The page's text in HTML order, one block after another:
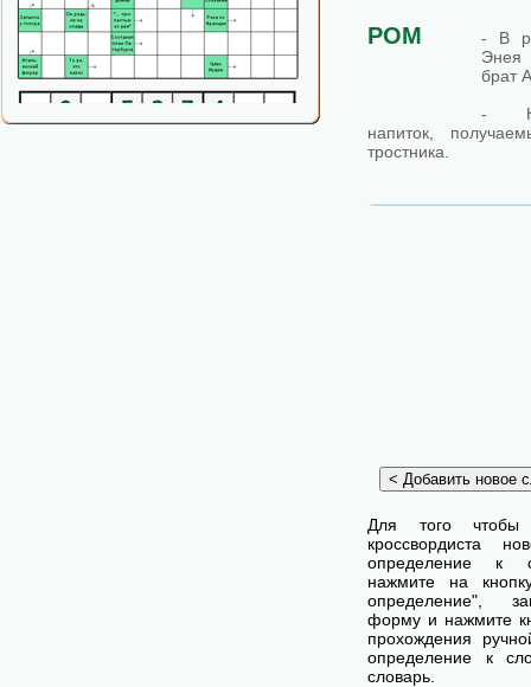
РОМ
- В
Энея
брат
-
напиток,
тростника.
Для того чтобы
кроссвордиста
определение к
нажмите на
определение",
форму и нажмите
прохождения
определение к
словарь.